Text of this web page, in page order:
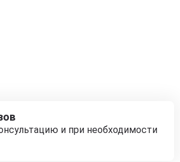
и при необходимости